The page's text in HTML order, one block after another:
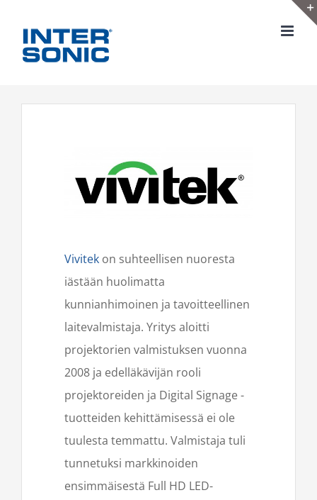
content
Vivitek on suhteellisen nuoresta
iästään huolimatta
kunnianhimoinen ja tavoitteellinen
laitevalmistaja. Yritys aloitti
projektorien valmistuksen vuonna
2008 ja edelläkävijän rooli
projektoreiden ja Digital Signage -
tuotteiden kehittämisessä ei ole
tuulesta temmattu. Valmistaja tuli
tunnetuksi markkinoiden
ensimmäisestä Full HD LED-